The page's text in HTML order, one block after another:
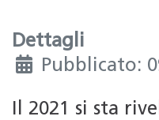
Dettagli
Pubblicato:
Il 2021 si sta